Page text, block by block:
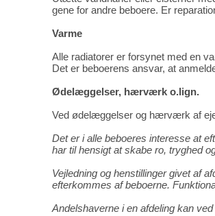
gene for andre beboere. Er
Varme
Alle radiatorer er forsynet med en
Det er beboerens ansvar, at
Ødelæggelser, hærværk o.lign.
Ved ødelæggelser og hærværk af
Det er i alle beboeres interesse at
har til hensigt at skabe ro, tryghed
Vejledning og henstillinger givet af
efterkommes af beboerne.
Andelshaverne i en afdeling kan